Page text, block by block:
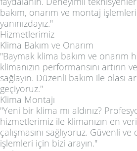
bakım, onarım ve montaj
yanınızdayız."
Hizmetlerimiz
Klima Bakım ve Onarım
"Baymak klima bakım ve onarım
klimanızın performansını artırın
sağlayın. Düzenli bakım ile olası
geçiyoruz."
Klima Montajı
"Yeni bir klima mı aldınız?
hizmetlerimiz ile klimanızın en
çalışmasını sağlıyoruz. Güvenli
işlemleri için bizi arayın."